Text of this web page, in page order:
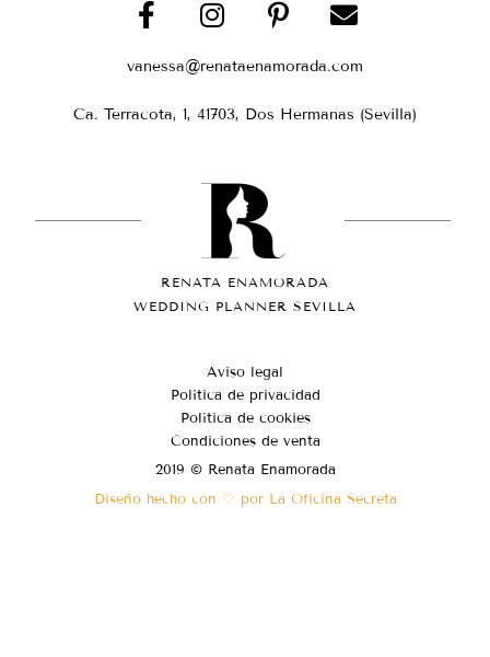
vanessa@renataenamorada.com
Ca. Terracota, 1, 41703, Dos Hermanas (Sevilla)
RENATA ENAMORADA
WEDDING PLANNER SEVILLA
Aviso legal
Política de privacidad
Política de cookies
Condiciones de venta
2019 © Renata Enamorada
Diseño hecho con ♡ por La Oficina Secreta